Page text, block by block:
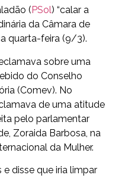
( PSol) “calar a
da Câmara de
quarta-feira (9/3).
sobre uma
do Conselho
(Comev). No
de uma atitude
pelo parlamentar
Zoraida Barbosa, na
da Mulher.
disse que iria limpar